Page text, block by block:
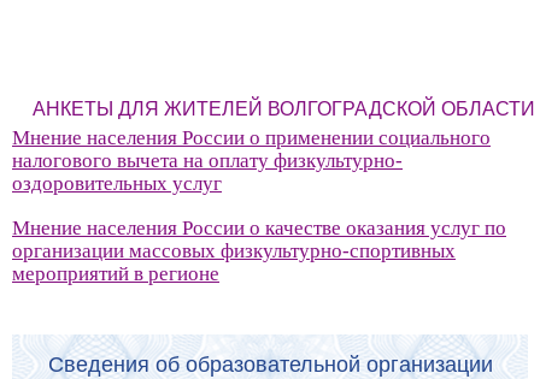
АНКЕТЫ ДЛЯ ЖИТЕЛЕЙ ВОЛГОГРАДСКОЙ ОБЛАСТИ
Мнение населения России о применении социального
налогового вычета на оплату физкультурно-
оздоровительных услуг
Мнение населения России о качестве оказания услуг по
организации массовых физкультурно-спортивных
мероприятий в регионе
Сведения об образовательной организации